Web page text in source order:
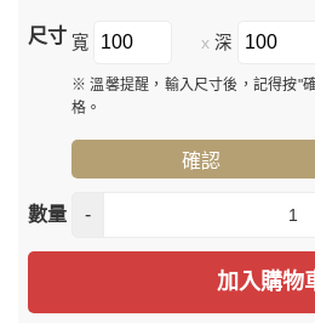
尺寸 寬 x 深
※ 溫馨提醒，輸入尺寸後，記得按"
格。
確認
數量 -
加入購物